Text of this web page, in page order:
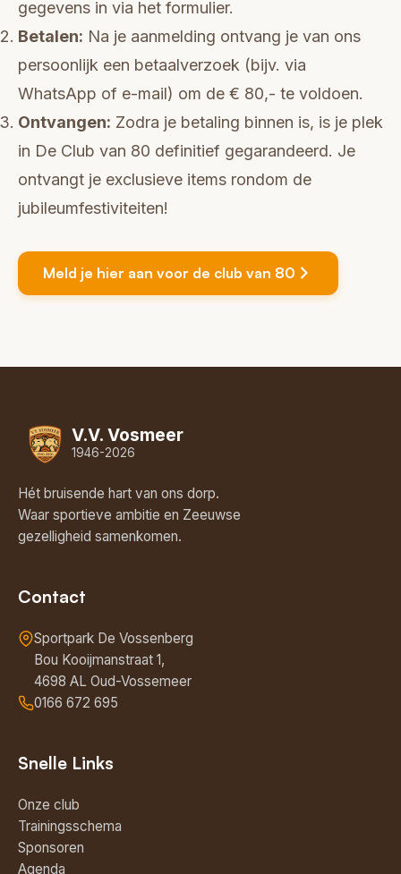
gegevens in via het formulier.
Betalen: Na je aanmelding ontvang je van ons
persoonlijk een betaalverzoek (bijv. via
WhatsApp of e-mail) om de € 80,- te voldoen.
Ontvangen: Zodra je betaling binnen is, is je plek
in De Club van 80 definitief gegarandeerd. Je
ontvangt je exclusieve items rondom de
jubileumfestiviteiten!
Meld je hier aan voor de club van 80
V.V. Vosmeer
1946-2026
Hét bruisende hart van ons dorp.
Waar sportieve ambitie en Zeeuwse
gezelligheid samenkomen.
Contact
Sportpark De Vossenberg
Bou Kooijmanstraat 1,
4698 AL Oud-Vossemeer
0166 672 695
Snelle Links
Onze club
Trainingsschema
Sponsoren
Agenda